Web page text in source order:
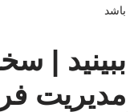
باشد
ببینید |
مدیریت